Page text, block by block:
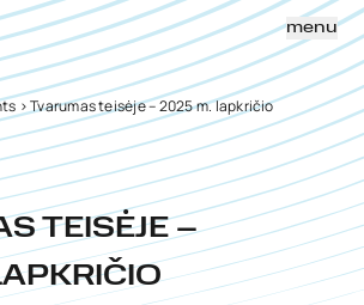
menu
>Tvarumas teisėje – 2025 m. lapkričio
TEISĖJE –